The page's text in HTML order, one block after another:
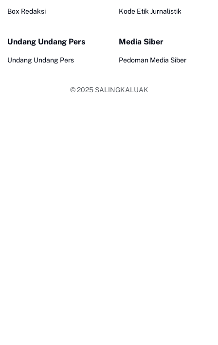
Box Redaksi Kode Etik Jurnalistik
Undang Undang Pers
Undang Undang Pers
Media Siber
Pedoman Media Siber
© 2025 SALINGKALUAK